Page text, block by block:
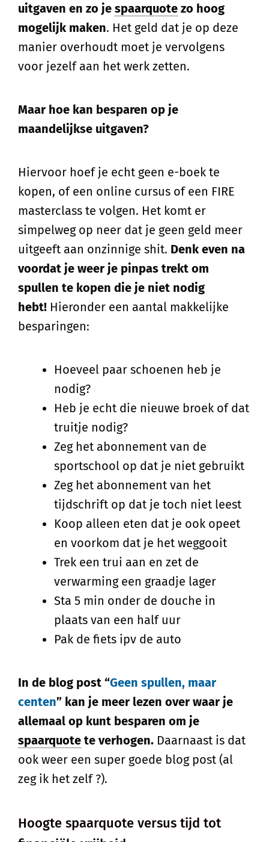
uitgaven en zo je spaarquote zo hoog
mogelijk maken. Het geld dat je op deze
manier overhoudt moet je vervolgens
voor jezelf aan het werk zetten.
Maar hoe kan besparen op je
maandelijkse uitgaven?
Hiervoor hoef je echt geen e-boek te
kopen, of een online cursus of een FIRE
masterclass te volgen. Het komt er
simpelweg op neer dat je geen geld meer
uitgeeft aan onzinnige shit. Denk even na
voordat je weer je pinpas trekt om
spullen te kopen die je niet nodig
hebt! Hieronder een aantal makkelijke
besparingen:
Hoeveel paar schoenen heb je
nodig?
Heb je echt die nieuwe broek of dat
truitje nodig?
Zeg het abonnement van de
sportschool op dat je niet gebruikt
Zeg het abonnement van het
tijdschrift op dat je toch niet leest
Koop alleen eten dat je ook opeet
en voorkom dat je het weggooit
Trek een trui aan en zet de
verwarming een graadje lager
Sta 5 min onder de douche in
plaats van een half uur
Pak de fiets ipv de auto
In de blog post “Geen spullen, maar
centen” kan je meer lezen over waar je
allemaal op kunt besparen om je
spaarquote te verhogen. Daarnaast is dat
ook weer een super goede blog post (al
zeg ik het zelf ?).
Hoogte spaarquote versus tijd tot